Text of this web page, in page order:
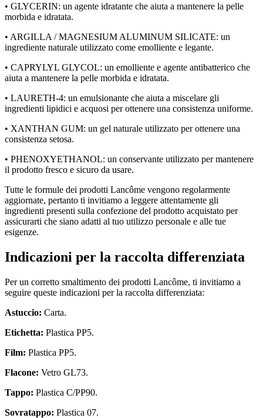
• GLYCERIN: un agente idratante che aiuta a mantenere la pelle
morbida e idratata.
• ARGILLA / MAGNESIUM ALUMINUM SILICATE: un
ingrediente naturale utilizzato come emolliente e legante.
• CAPRYLYL GLYCOL: un emolliente e agente antibatterico che
aiuta a mantenere la pelle morbida e idratata.
• LAURETH-4: un emulsionante che aiuta a miscelare gli
ingredienti lipidici e acquosi per ottenere una consistenza uniforme.
• XANTHAN GUM: un gel naturale utilizzato per ottenere una
consistenza setosa.
• PHENOXYETHANOL: un conservante utilizzato per mantenere
il prodotto fresco e sicuro da usare.
Tutte le formule dei prodotti Lancôme vengono regolarmente
aggiornate, pertanto ti invitiamo a leggere attentamente gli
ingredienti presenti sulla confezione del prodotto acquistato per
assicurarti che siano adatti al tuo utilizzo personale e alle tue
esigenze.
Indicazioni per la raccolta differenziata
Per un corretto smaltimento dei prodotti Lancôme, ti invitiamo a
seguire queste indicazioni per la raccolta differenziata:
Astuccio: Carta.
Etichetta: Plastica PP5.
Film: Plastica PP5.
Flacone: Vetro GL73.
Tappo: Plastica C/PP90.
Sovratappo: Plastica 07.